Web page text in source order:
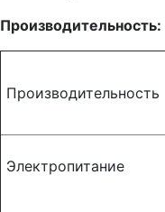
Производительность:
Производительность
Электропитание